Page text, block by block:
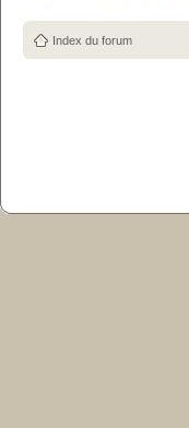
Index du forum